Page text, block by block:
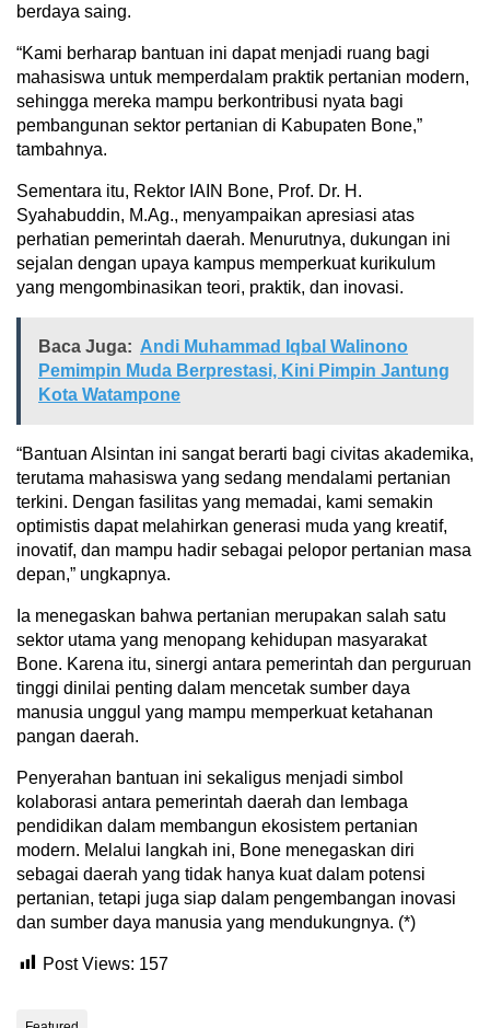
berdaya saing.
“Kami berharap bantuan ini dapat menjadi ruang bagi
mahasiswa untuk memperdalam praktik pertanian modern,
sehingga mereka mampu berkontribusi nyata bagi
pembangunan sektor pertanian di Kabupaten Bone,”
tambahnya.
Sementara itu, Rektor IAIN Bone, Prof. Dr. H.
Syahabuddin, M.Ag., menyampaikan apresiasi atas
perhatian pemerintah daerah. Menurutnya, dukungan ini
sejalan dengan upaya kampus memperkuat kurikulum
yang mengombinasikan teori, praktik, dan inovasi.
Baca Juga: Andi Muhammad Iqbal Walinono
Pemimpin Muda Berprestasi, Kini Pimpin Jantung
Kota Watampone
“Bantuan Alsintan ini sangat berarti bagi civitas akademika,
terutama mahasiswa yang sedang mendalami pertanian
terkini. Dengan fasilitas yang memadai, kami semakin
optimistis dapat melahirkan generasi muda yang kreatif,
inovatif, dan mampu hadir sebagai pelopor pertanian masa
depan,” ungkapnya.
Ia menegaskan bahwa pertanian merupakan salah satu
sektor utama yang menopang kehidupan masyarakat
Bone. Karena itu, sinergi antara pemerintah dan perguruan
tinggi dinilai penting dalam mencetak sumber daya
manusia unggul yang mampu memperkuat ketahanan
pangan daerah.
Penyerahan bantuan ini sekaligus menjadi simbol
kolaborasi antara pemerintah daerah dan lembaga
pendidikan dalam membangun ekosistem pertanian
modern. Melalui langkah ini, Bone menegaskan diri
sebagai daerah yang tidak hanya kuat dalam potensi
pertanian, tetapi juga siap dalam pengembangan inovasi
dan sumber daya manusia yang mendukungnya. (*)
Post Views: 157